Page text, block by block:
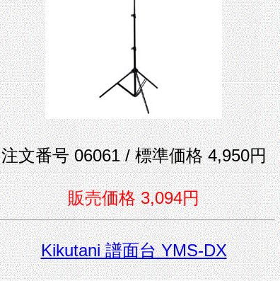
注文番号 06061 / 標準価格 4,950円
販売価格 3,094円
Kikutani 譜面台 YMS-DX